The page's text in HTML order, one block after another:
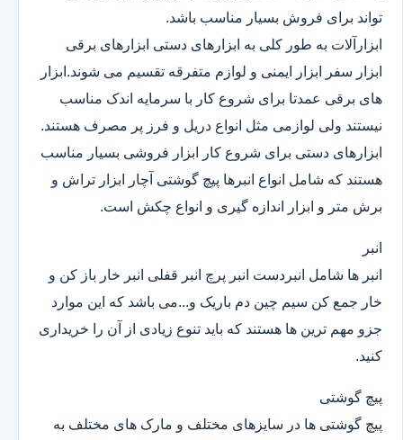
تواند برای فروش بسیار مناسب باشد.
ابزارآلات به طور کلی به ابزارهای دستی ابزارهای برقی
ابزار سفر ابزار ایمنی و لوازم متفرقه تقسیم می شوند.ابزار
های برقی عمدتا برای شروع کار با سرمایه اندک مناسب
نیستند ولی لوازمی مثل انواع دریل و فرز پر مصرف هستند.
ابزارهای دستی برای شروع کار ابزار فروشی بسیار مناسب
هستند که شامل انواع انبرها پیچ گوشتی آچار ابزار تراش و
برش متر و ابزار اندازه گیری و انواع چکش است.
انبر
انبر ها شامل انبردست انبر پرچ انبر قفلی انبر خار باز کن و
خار جمع کن سیم چین دم باریک و...می باشد که این موارد
جزو مهم ترین ها هستند که باید تنوع زیادی از آن را خریداری
کنید.
پیچ گوشتی
پیچ گوشتی ها در سایزهای مختلف و مارک های مختلف به